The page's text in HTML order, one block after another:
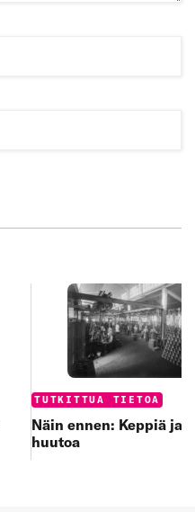
Categories:
TUTKITTUA TIETOA
Näin ennen: Keppiä ja
huutoa